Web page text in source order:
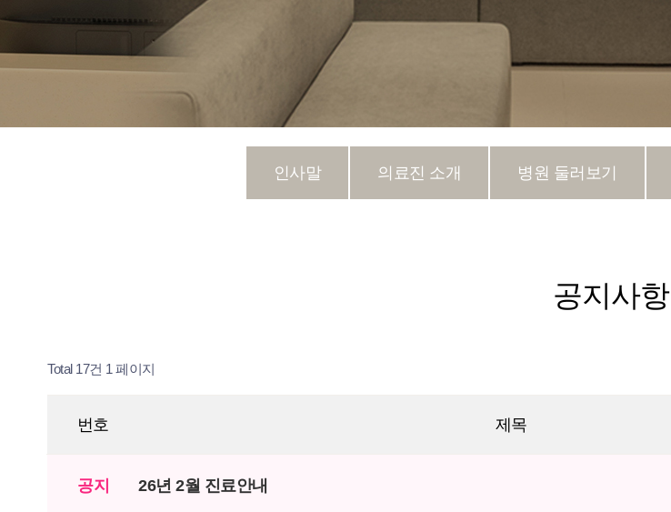
인사말 의료진 소개 병원 둘러보기
공지사항
Total 17건 1 페이지
번호 제목
공지 26년 2월 진료안내